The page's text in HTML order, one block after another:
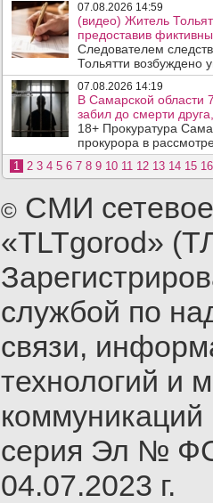
07.08.2026 14:59
(видео) Житель
предоставив
Следователем
Тольятти возбуждено
07.08.2026 14:19
В Самарской области
забил до смерти
18+ Прокуратура
прокурора в
1 2 3 4 5 6 7 8 9 10 11 12 13 14 15 16
© СМИ
«TLTgorod»
службой по
связи,
технологий и
серия Эл №
04.07.2023 г.